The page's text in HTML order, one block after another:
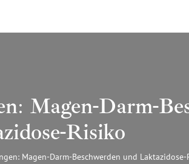
Magen-Darm-
Risiko
Magen-Darm-Beschwerden und Laktazidose-